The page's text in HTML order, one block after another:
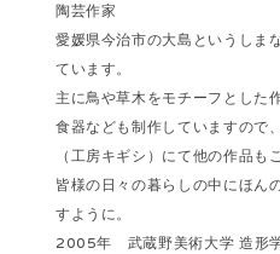
陶芸作家
愛媛県今治市の大島というしま
ています。
主に鳥や草木をモチーフとした
食器なども制作していますので
（工房キギシ）にて他の作品も
皆様の日々の暮らしの中にほん
すように。
2005年 武蔵野美術大学 造形